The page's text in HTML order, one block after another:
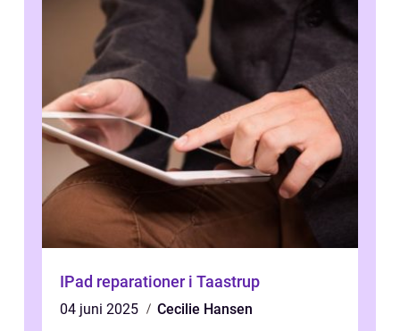
IPad reparationer i Taastrup
04 juni 2025
Cecilie Hansen